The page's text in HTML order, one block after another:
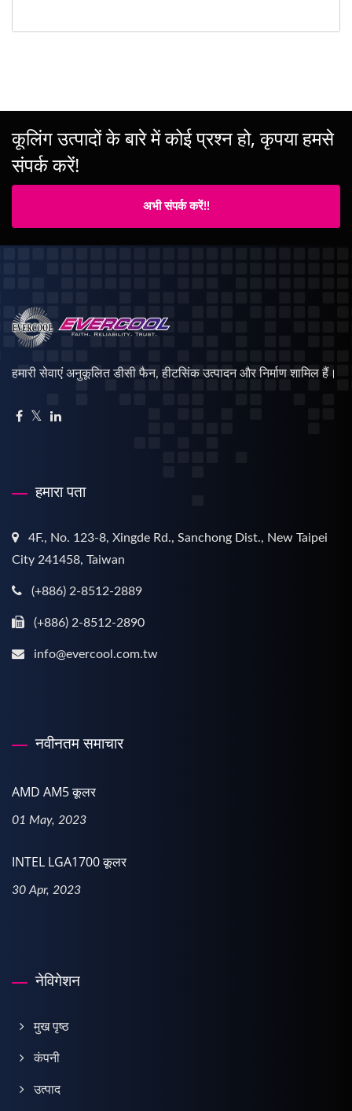
कूलिंग उत्पादों के बारे में कोई प्रश्न हो, कृपया हमसे
संपर्क करें!
अभी संपर्क करें!!
हमारी सेवाएं अनुकूलित डीसी फैन, हीटसिंक उत्पादन और निर्माण शामिल हैं।
हमारा पता
4F., No. 123-8, Xingde Rd., Sanchong Dist., New Taipei
City 241458, Taiwan
(+886) 2-8512-2889
(+886) 2-8512-2890
info@evercool.com.tw
नवीनतम समाचार
AMD AM5 कूलर
01 May, 2023
INTEL LGA1700 कूलर
30 Apr, 2023
नेविगेशन
मुख पृष्ठ
कंपनी
उत्पाद